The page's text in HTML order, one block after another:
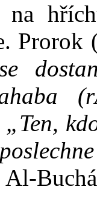
Al-